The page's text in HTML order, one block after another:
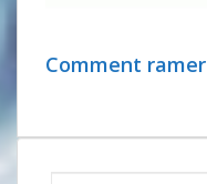
Comment ramer